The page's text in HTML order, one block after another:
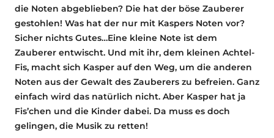
die Noten abgeblieben? Die hat der böse Zauberer
gestohlen! Was hat der nur mit Kaspers Noten vor?
Sicher nichts Gutes…Eine kleine Note ist dem
Zauberer entwischt. Und mit ihr, dem kleinen Achtel-
Fis, macht sich Kasper auf den Weg, um die anderen
Noten aus der Gewalt des Zauberers zu befreien. Ganz
einfach wird das natürlich nicht. Aber Kasper hat ja
Fis’chen und die Kinder dabei. Da muss es doch
gelingen, die Musik zu retten!